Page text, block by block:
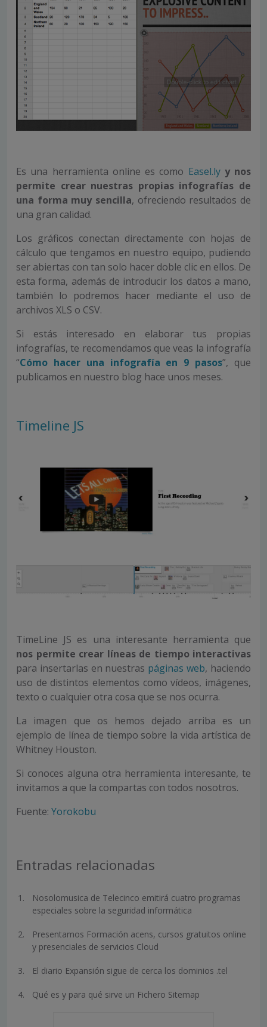
Es una herramienta online es como Easel.ly y nos
permite crear nuestras propias infografías de
una forma muy sencilla, ofreciendo resultados de
una gran calidad.
Los gráficos conectan directamente con hojas de
cálculo que tengamos en nuestro equipo, pudiendo
ser abiertas con tan solo hacer doble clic en ellos. De
esta forma, además de introducir los datos a mano,
también lo podremos hacer mediante el uso de
archivos XLS o CSV.
Si estás interesado en elaborar tus propias
infografías, te recomendamos que veas la infografía
“Cómo hacer una infografía en 9 pasos”, que
publicamos en nuestro blog hace unos meses.
Timeline JS
TimeLine JS es una interesante herramienta que
nos permite crear líneas de tiempo interactivas
para insertarlas en nuestras páginas web, haciendo
uso de distintos elementos como vídeos, imágenes,
texto o cualquier otra cosa que se nos ocurra.
La imagen que os hemos dejado arriba es un
ejemplo de línea de tiempo sobre la vida artística de
Whitney Houston.
Si conoces alguna otra herramienta interesante, te
invitamos a que la compartas con todos nosotros.
Fuente: Yorokobu
Entradas relacionadas
Nosolomusica de Telecinco emitirá cuatro programas
especiales sobre la seguridad informática
Presentamos Formación acens, cursos gratuitos online
y presenciales de servicios Cloud
El diario Expansión sigue de cerca los dominios .tel
Qué es y para qué sirve un Fichero Sitemap